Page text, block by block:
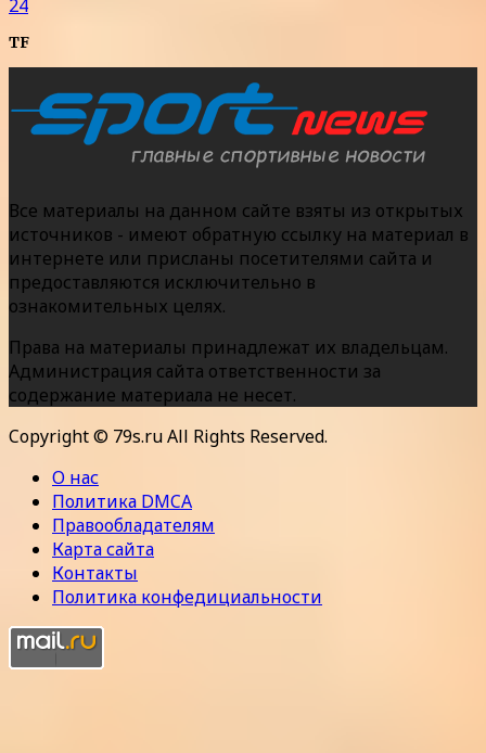
24
TF
Все материалы на данном сайте взяты из открытых
источников - имеют обратную ссылку на материал в
интернете или присланы посетителями сайта и
предоставляются исключительно в
ознакомительных целях.
Права на материалы принадлежат их владельцам.
Администрация сайта ответственности за
содержание материала не несет.
Copyright © 79s.ru All Rights Reserved.
О нас
Политика DMCA
Правообладателям
Карта сайта
Контакты
Политика конфедициальности